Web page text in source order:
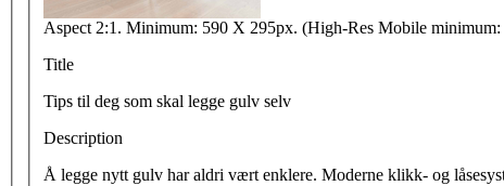
Aspect 2:1. Minimum: 590 X 295px. (High-Res Mobile
Title
Tips til deg som skal legge gulv selv
Description
Å legge nytt gulv har aldri vært enklere. Moderne klikk- og